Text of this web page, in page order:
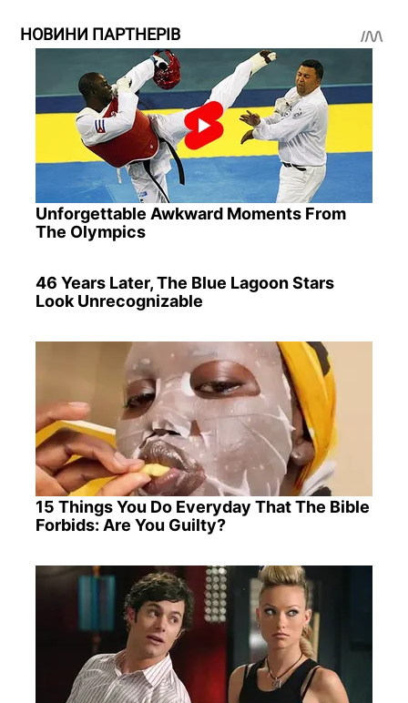
НОВИНИ ПАРТНЕРІВ
Unforgettable Awkward Moments From
The Olympics
46 Years Later, The Blue Lagoon Stars
Look Unrecognizable
15 Things You Do Everyday That The Bible
Forbids: Are You Guilty?